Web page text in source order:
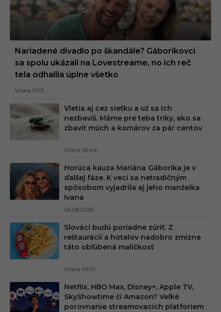
Nariadené divadlo po škandále? Gáboríkovci
sa spolu ukázali na Lovestreame, no ich reč
tela odhalila úplne všetko
Včera 10:15
Vletia aj cez sieťku a už sa ich
nezbavíš. Máme pre teba triky, ako sa
zbaviť múch a komárov za pár centov
Včera 06:44
Horúca kauza Mariána Gáboríka je v
ďalšej fáze. K veci sa netradičným
spôsobom vyjadrila aj jeho manželka
Ivana
06.08.2026
Slováci budú poriadne zúriť. Z
reštaurácií a hotelov nadobro zmizne
táto obľúbená maličkosť
Včera 09:53
Netflix, HBO Max, Disney+, Apple TV,
SkyShowtime či Amazon? Veľké
porovnanie streamovacích platforiem